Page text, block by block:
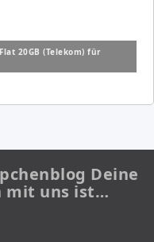
20GB (Telekom) für
Deine
mit uns ist…